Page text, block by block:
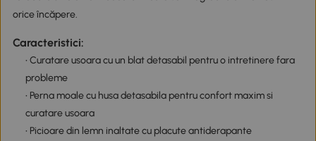
orice încăpere.
Caracteristici:
• Curatare usoara cu un blat detasabil pentru o intretinere fara
probleme
• Perna moale cu husa detasabila pentru confort maxim si
curatare usoara
• Picioare din lemn inaltate cu placute antiderapante